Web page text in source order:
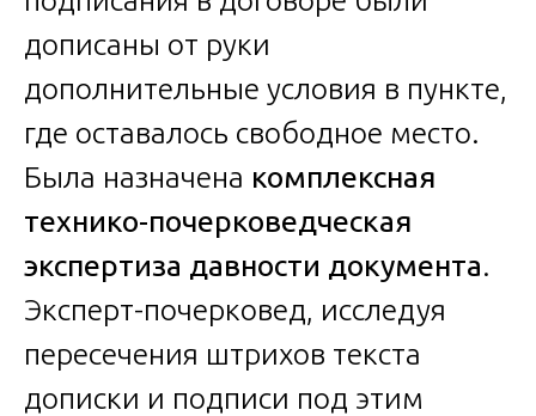
дописаны от руки
дополнительные условия в пункте,
где оставалось свободное место.
Была назначена комплексная
технико-почерковедческая
экспертиза давности документа.
Эксперт-почерковед, исследуя
пересечения штрихов текста
дописки и подписи под этим